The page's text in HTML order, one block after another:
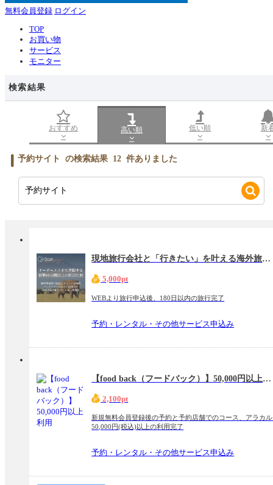
無料会員登録 ログイン
TOP
お買い物
サービス
モニター
検索結果
おすすめ 高い順 低い順 新
予約サイト の検索結果 12 件ありました
現地旅行会社と「行きたい」を叶える海外旅行サービス【Oooh（ウー）】
5,000pt
WEBより旅行申込後、180日以内の旅行完了
予約・レンタル・その他サービス申込み
【food back（フードバック）】50,000円以上利用
2,100pt
新規無料会員登録後の予約と予約店舗でのコース、アラカ
50,000円(税込)以上の利用完了
予約・レンタル・その他サービス申込み